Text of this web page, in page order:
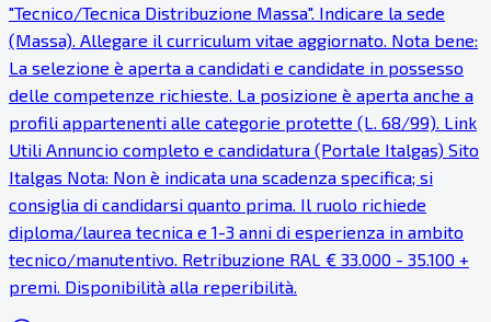
"Tecnico/Tecnica Distribuzione Massa". Indicare la sede
(Massa). Allegare il curriculum vitae aggiornato. Nota bene:
La selezione è aperta a candidati e candidate in possesso
delle competenze richieste. La posizione è aperta anche a
profili appartenenti alle categorie protette (L. 68/99). Link
Utili Annuncio completo e candidatura (Portale Italgas) Sito
Italgas Nota: Non è indicata una scadenza specifica; si
consiglia di candidarsi quanto prima. Il ruolo richiede
diploma/laurea tecnica e 1-3 anni di esperienza in ambito
tecnico/manutentivo. Retribuzione RAL € 33.000 - 35.100 +
premi. Disponibilità alla reperibilità.